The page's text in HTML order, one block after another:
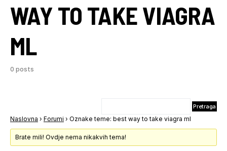
WAY TO TAKE VIAGRA
ML
0 posts
Naslovna › Forumi › Oznake teme: best way to take viagra ml
Brate mili! Ovdje nema nikakvih tema!